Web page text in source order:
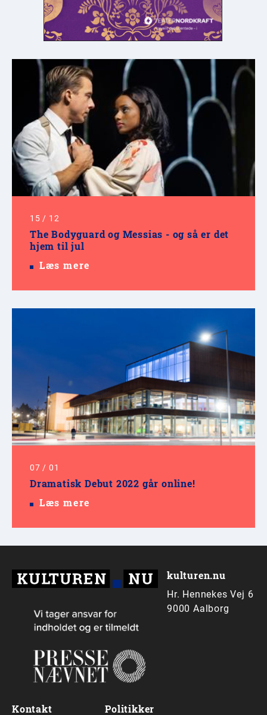
15 / 12
The Bodyguard og Messias - og så er det
hjem til jul
Læs mere
07 / 01
Dramatisk Debut 2022 går online!
Læs mere
kulturen.nu
Hr. Hennekes Vej 6
9000 Aalborg
Kontakt Politikker